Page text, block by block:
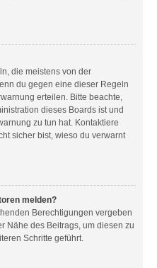
die meistens von der
du gegen eine dieser Regeln
erteilen. Bitte beachte,
dieses Boards ist und
zu tun hat. Kontaktiere
sicher bist, wieso du verwarnt
melden?
Berechtigungen vergeben
Nähe des Beitrags, um diesen zu
Schritte geführt.